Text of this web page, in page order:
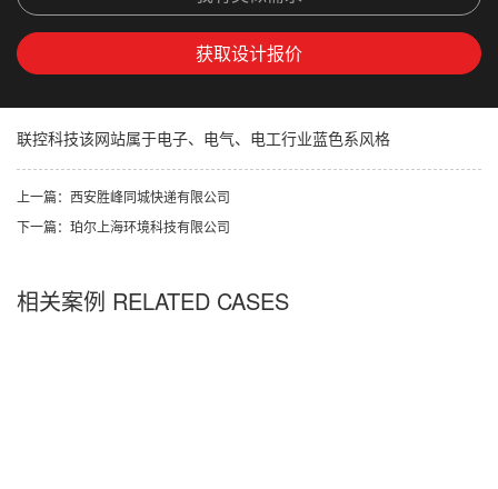
获取设计报价
联控科技该网站属于电子、电气、电工行业蓝色系风格
上一篇：西安胜峰同城快递有限公司
下一篇：珀尔上海环境科技有限公司
相关案例 RELATED CASES